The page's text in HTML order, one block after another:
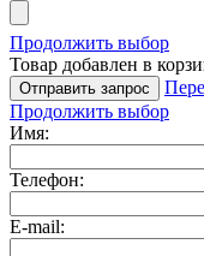
Продолжить выбор
Товар добавлен в
Отправить запрос
Продолжить выбор
Имя:
Телефон:
E-mail: